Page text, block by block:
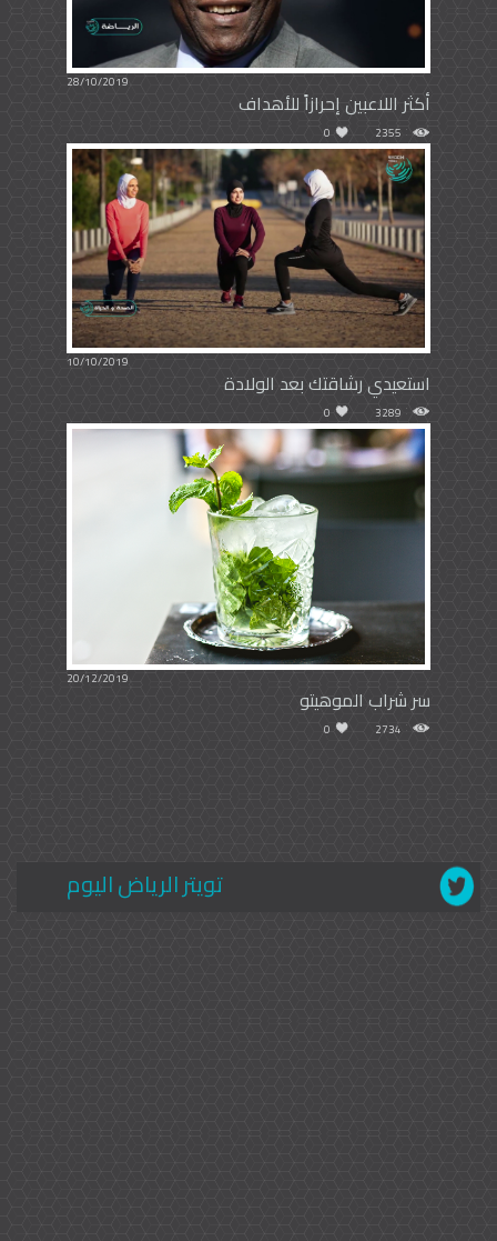
28/10/2019
أكثر اللاعبين إحرازاً للأهداف
2355
0
10/10/2019
استعيدي رشاقتك بعد الولادة
3289
0
20/12/2019
سر شراب الموهيتو
2734
0
تويتر الرياض اليوم